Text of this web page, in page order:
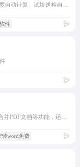
标养试块龄期自动计算、同养试块温度自动计算、试块送检自动提醒、试块台账自动生成、试块自动评定、现行规范查询、历史天气查询、图片转文字转Excel表格、文本自动纠错等资料员相关工作的自动化工具
件
有PDF编辑、PDF格式转换、压缩和合并PDF文档等功能，还增加了强大的AI功能，快速总结PDF文档要点，翻译PDF文档成中文
转word免费